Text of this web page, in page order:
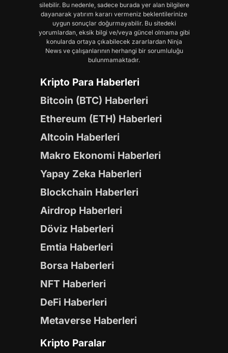
silebilir. Bu nedenle, sadece burada yer alan bilgilere
dayanarak yatırım kararı vermeniz beklentilerinize
uygun sonuçlar doğurmayabilir. Bu sitedeki
yorumlardan, eksik bilgi ve/veya güncel olmama gibi
konularda ortaya çıkabilecek zararlardan Ninja
News ve çalışanlarının herhangi bir sorumluluğu
bulunmamaktadır.
Kripto Para Haberleri
Bitcoin (BTC) Haberleri
Ethereum (ETH) Haberleri
Altcoin Haberleri
Makro Ekonomi Haberleri
Yapay Zeka Haberleri
Blockchain Haberleri
Airdrop Haberleri
Döviz Haberleri
Emtia Haberleri
Borsa Haberleri
NFT Haberleri
DeFi Haberleri
Metaverse Haberleri
Kripto Paralar